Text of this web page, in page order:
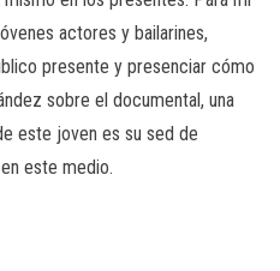
actores y bailarines,
presente y presenciar cómo
sobre el documental, una
este joven es su sed de
este medio.